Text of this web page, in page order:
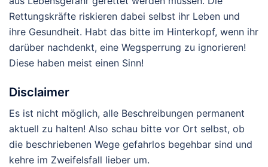
Rettungskräfte riskieren dabei selbst ihr Leben und
ihre Gesundheit. Habt das bitte im Hinterkopf, wenn ihr
darüber nachdenkt, eine Wegsperrung zu ignorieren!
Diese haben meist einen Sinn!
Disclaimer
Es ist nicht möglich, alle Beschreibungen permanent
aktuell zu halten! Also schau bitte vor Ort selbst, ob
die beschriebenen Wege gefahrlos begehbar sind und
kehre im Zweifelsfall lieber um.